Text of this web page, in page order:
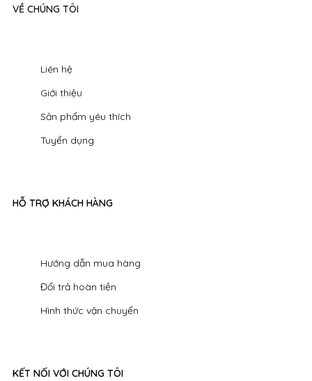
VỀ CHÚNG TÔI
Liên hệ
Giới thiệu
Sản phẩm yêu thích
Tuyển dụng
HỖ TRỢ KHÁCH HÀNG
Hướng dẫn mua hàng
Đổi trả hoàn tiền
Hình thức vận chuyển
KẾT NỐI VỚI CHÚNG TÔI